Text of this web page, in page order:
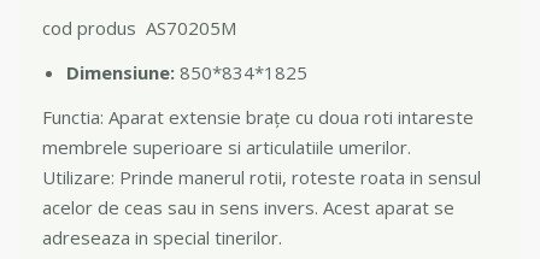
cod produs AS70205M
Dimensiune: 850*834*1825
Functia: Aparat extensie brațe cu doua roti intareste
membrele superioare si articulatiile umerilor.
Utilizare: Prinde manerul rotii, roteste roata in sensul
acelor de ceas sau in sens invers. Acest aparat se
adreseaza in special tinerilor.